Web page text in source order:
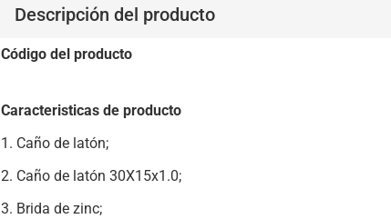
Descripción del producto
Código del producto
Caracteristicas de producto
1. Caño de latón;
2. Caño de latón 30X15x1.0;
3. Brida de zinc;